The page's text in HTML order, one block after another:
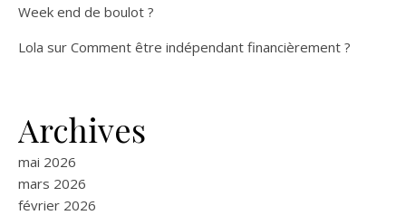
Week end de boulot ?
Lola sur Comment être indépendant financièrement ?
Archives
mai 2026
mars 2026
février 2026